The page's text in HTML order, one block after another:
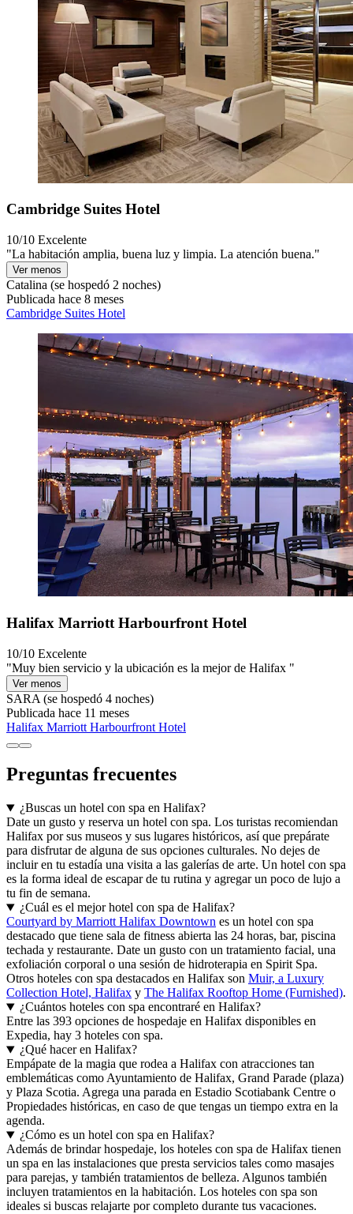
Cambridge Suites Hotel
10/10 Excelente
"La habitación amplia, buena luz y limpia. La atención buena."
Ver menos
Catalina (se hospedó 2 noches)
Publicada hace 8 meses
Cambridge Suites Hotel
Halifax Marriott Harbourfront Hotel
10/10 Excelente
"Muy bien servicio y la ubicación es la mejor de Halifax "
Ver menos
SARA (se hospedó 4 noches)
Publicada hace 11 meses
Halifax Marriott Harbourfront Hotel
Preguntas frecuentes
¿Buscas un hotel con spa en Halifax?
Date un gusto y reserva un hotel con spa. Los turistas recomiendan
Halifax por sus museos y sus lugares históricos, así que prepárate
para disfrutar de alguna de sus opciones culturales. No dejes de
incluir en tu estadía una visita a las galerías de arte. Un hotel con spa
es la forma ideal de escapar de tu rutina y agregar un poco de lujo a
tu fin de semana.
¿Cuál es el mejor hotel con spa de Halifax?
Courtyard by Marriott Halifax Downtown es un hotel con spa
destacado que tiene sala de fitness abierta las 24 horas, bar, piscina
techada y restaurante. Date un gusto con un tratamiento facial, una
exfoliación corporal o una sesión de hidroterapia en Spirit Spa.
Otros hoteles con spa destacados en Halifax son Muir, a Luxury
Collection Hotel, Halifax y The Halifax Rooftop Home (Furnished).
¿Cuántos hoteles con spa encontraré en Halifax?
Entre las 393 opciones de hospedaje en Halifax disponibles en
Expedia, hay 3 hoteles con spa.
¿Qué hacer en Halifax?
Empápate de la magia que rodea a Halifax con atracciones tan
emblemáticas como Ayuntamiento de Halifax, Grand Parade (plaza)
y Plaza Scotia. Agrega una parada en Estadio Scotiabank Centre o
Propiedades históricas, en caso de que tengas un tiempo extra en la
agenda.
¿Cómo es un hotel con spa en Halifax?
Además de brindar hospedaje, los hoteles con spa de Halifax tienen
un spa en las instalaciones que presta servicios tales como masajes
para parejas, y también tratamientos de belleza. Algunos también
incluyen tratamientos en la habitación. Los hoteles con spa son
ideales si buscas relajarte por completo durante tus vacaciones.